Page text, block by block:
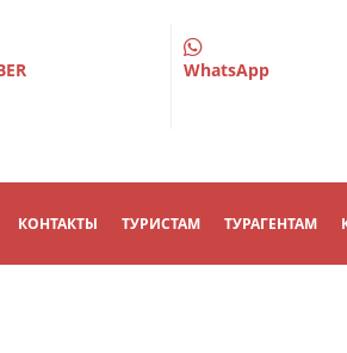
WhatsApp
КОНТАКТЫ ТУРИСТАМ ТУРАГЕНТАМ